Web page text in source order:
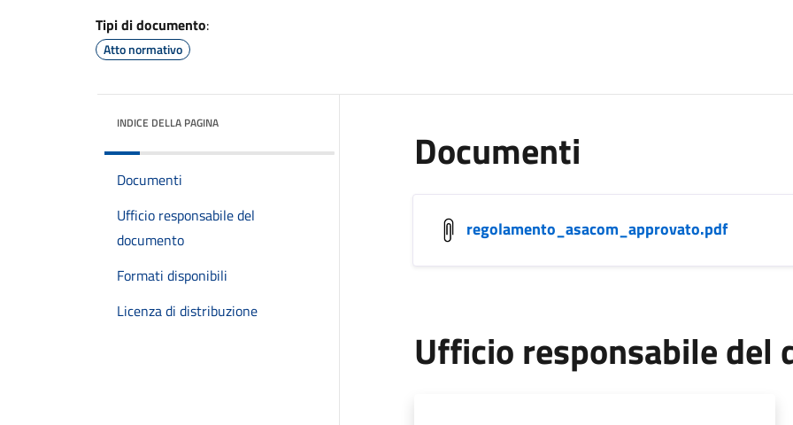
Tipi di documento:
Atto normativo
INDICE DELLA PAGINA
Documenti
Ufficio responsabile del
documento
Formati disponibili
Licenza di distribuzione
Documenti
regolamento_asacom_approvato.pdf
Ufficio responsabile del